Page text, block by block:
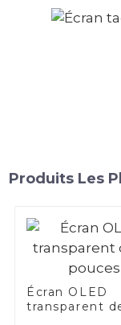
Produits Les
Écran OLED
transparent